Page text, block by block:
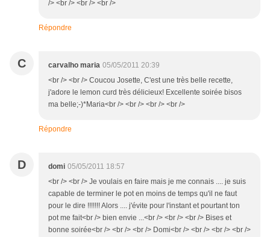
/> <br /> <br /> <br />
Répondre
C carvalho maria 05/05/2011 20:39
<br /> <br /> Coucou Josette, C'est une très belle recette,
j'adore le lemon curd très délicieux! Excellente soirée bisos
ma belle;-)*Maria<br /> <br /> <br /> <br />
Répondre
D domi 05/05/2011 18:57
<br /> <br /> Je voulais en faire mais je me connais .... je suis
capable de terminer le pot en moins de temps qu'il ne faut
pour le dire !!!!!!! Alors .... j'évite pour l'instant et pourtant ton
pot me fait<br /> bien envie ...<br /> <br /> <br /> Bises et
bonne soirée<br /> <br /> <br /> Domi<br /> <br /> <br /> <br />